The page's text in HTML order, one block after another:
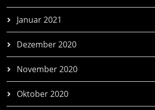
Januar 2021
Dezember 2020
November 2020
Oktober 2020